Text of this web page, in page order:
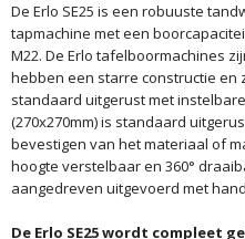
De Erlo SE25 is een robuuste
tapmachine met een
M22. De Erlo tafelboormachines
hebben een starre constructie en
standaard uitgerust met
(270x270mm) is standaard
bevestigen van het materiaal of
hoogte verstelbaar en 360°
aangedreven uitgevoerd met
De Erlo SE25 wordt compleet